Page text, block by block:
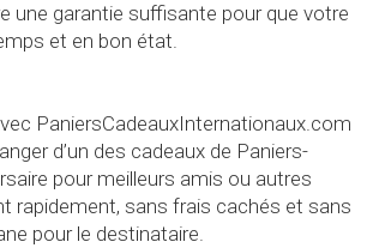
une garantie suffisante pour que votre
et en bon état.
PaniersCadeauxInternationaux.com
d’un des cadeaux de Paniers-
pour meilleurs amis ou autres
rapidement, sans frais cachés et sans
pour le destinataire.